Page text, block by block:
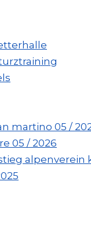
martino 05 /
05 / 2026
alpenverein